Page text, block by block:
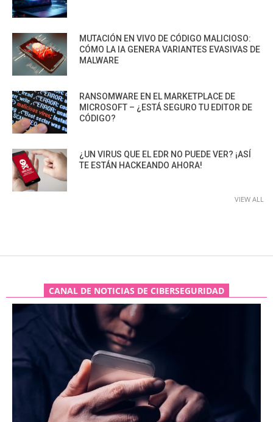
MUTACIÓN EN VIVO DE CÓDIGO MALICIOSO:
CÓMO LA IA GENERA VARIANTES EVASIVAS DE
MALWARE
RANSOMWARE EN EL MARKETPLACE DE
MICROSOFT – ¿ESTÁ SEGURO TU EDITOR DE
CÓDIGO?
¿UN VIRUS QUE EL EDR NO PUEDE VER? ¡ASÍ
TE ESTÁN HACKEANDO AHORA!
VIEW ALL
CANAL DE NOTICIAS DE CIBERSEGURIDAD